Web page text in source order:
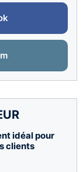
idéal pour
clients